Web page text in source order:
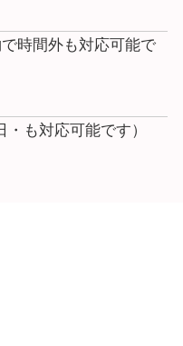
時間外も対応可能で
も対応可能です）